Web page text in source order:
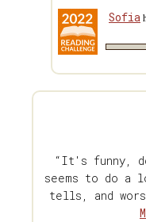
Sofia
“It's funny,
seems to do
tells, and